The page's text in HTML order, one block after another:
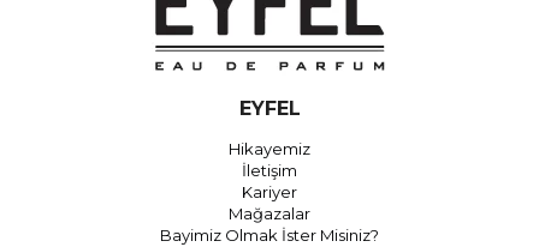
EYFEL
Hikayemiz
İletişim
Kariyer
Mağazalar
Bayimiz Olmak İster Misiniz?